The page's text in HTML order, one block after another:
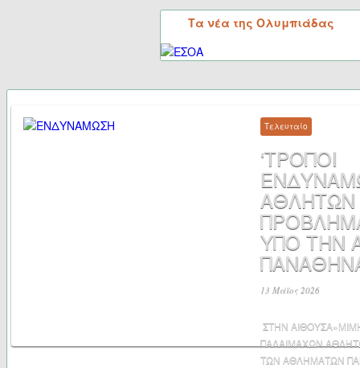
Τα νέα της Ολυμπιάδας
Τελευταίο
‘ΤΡΟΠΟΙ
ΥΠΟ ΤΗΝ
13 Μάϊος 2026
ΣΤΗΝ
ΠΑΛΑΙΜΑΧΩΝ
ΤΩΝ ΑΘΛΗΜΑΤΩΝ